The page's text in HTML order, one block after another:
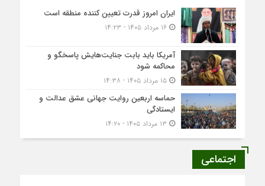
ایران امروز قدرت تعیین کننده منطقه است
۱۶ مرداد ۱۴۰۵ - ۱۴:۲۳
آمریکا باید بابت جنایت‌هایش پاسخگو و
محاکمه شود
۱۵ مرداد ۱۴۰۵ - ۱۴:۳۸
حماسه اربعین روایت جهانی عشق عدالت و
ایستادگی
اجتماعی